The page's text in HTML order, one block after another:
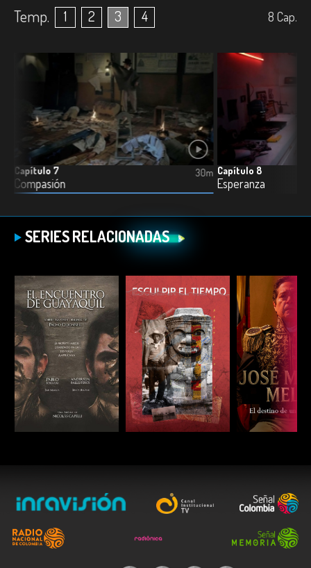
Temp. 1 2 3 4 8 Cap.
Capítulo 7
Compasión
30m Capítulo 8
Esperanza
SERIES RELACIONADAS
ESCUCHAR ESCUCHAR